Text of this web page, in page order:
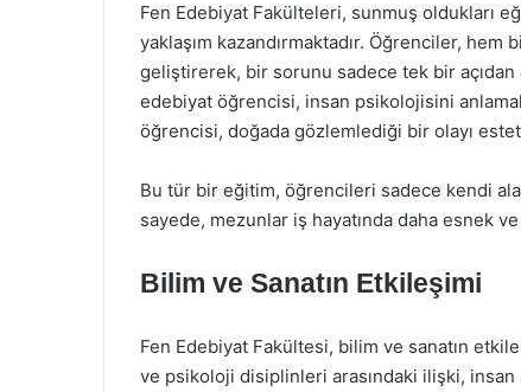
Fen Edebiyat Fakülteleri, sunmuş oldukları
yaklaşım kazandırmaktadır. Öğrenciler,
geliştirerek, bir sorunu sadece tek bir
edebiyat öğrencisi, insan psikolojisini
öğrencisi, doğada gözlemlediği bir olayı
Bu tür bir eğitim, öğrencileri sadece kendi
sayede, mezunlar iş hayatında daha esnek
Bilim ve Sanatın Etkileşimi
Fen Edebiyat Fakültesi, bilim ve sanatın
ve psikoloji disiplinleri arasındaki ilişki, insan